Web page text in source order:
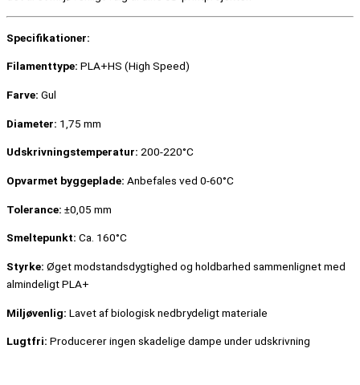
Specifikationer:
Filamenttype: PLA+HS (High Speed)
Farve: Gul
Diameter: 1,75 mm
Udskrivningstemperatur: 200-220°C
Opvarmet byggeplade: Anbefales ved 0-60°C
Tolerance: ±0,05 mm
Smeltepunkt: Ca. 160°C
Styrke: Øget modstandsdygtighed og holdbarhed sammenlignet med
almindeligt PLA+
Miljøvenlig: Lavet af biologisk nedbrydeligt materiale
Lugtfri: Producerer ingen skadelige dampe under udskrivning